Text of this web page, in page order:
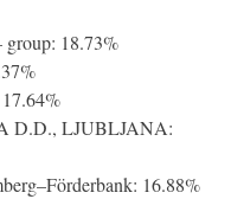
group: 18.73%
D.D., LJUBLJANA:
16.88%